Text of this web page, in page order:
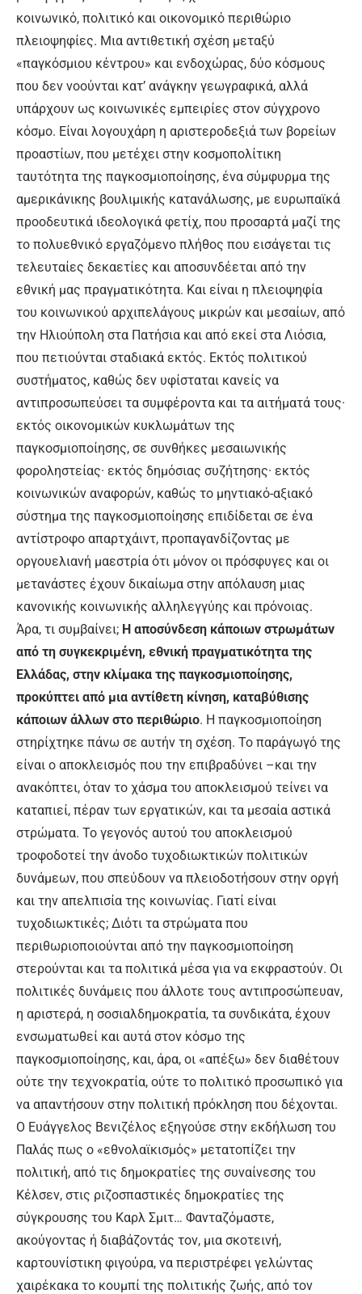
κοινωνικό, πολιτικό και οικονομικό περιθώριο
πλειοψηφίες. Μια αντιθετική σχέση μεταξύ
«παγκόσμιου κέντρου» και ενδοχώρας, δύο κόσμους
που δεν νοούνται κατ’ ανάγκην γεωγραφικά, αλλά
υπάρχουν ως κοινωνικές εμπειρίες στον σύγχρονο
κόσμο. Είναι λογουχάρη η αριστεροδεξιά των βορείων
προαστίων, που μετέχει στην κοσμοπολίτικη
ταυτότητα της παγκοσμιοποίησης, ένα σύμφυρμα της
αμερικάνικης βουλιμικής κατανάλωσης, με ευρωπαϊκά
προοδευτικά ιδεολογικά φετίχ, που προσαρτά μαζί της
το πολυεθνικό εργαζόμενο πλήθος που εισάγεται τις
τελευταίες δεκαετίες και αποσυνδέεται από την
εθνική μας πραγματικότητα. Και είναι η πλειοψηφία
του κοινωνικού αρχιπελάγους μικρών και μεσαίων, από
την Ηλιούπολη στα Πατήσια και από εκεί στα Λιόσια,
που πετιούνται σταδιακά εκτός. Εκτός πολιτικού
συστήματος, καθώς δεν υφίσταται κανείς να
αντιπροσωπεύσει τα συμφέροντα και τα αιτήματά τους·
εκτός οικονομικών κυκλωμάτων της
παγκοσμιοποίησης, σε συνθήκες μεσαιωνικής
φοροληστείας· εκτός δημόσιας συζήτησης· εκτός
κοινωνικών αναφορών, καθώς το μηντιακό-αξιακό
σύστημα της παγκοσμιοποίησης επιδίδεται σε ένα
αντίστροφο απαρτχάιντ, προπαγανδίζοντας με
οργουελιανή μαεστρία ότι μόνον οι πρόσφυγες και οι
μετανάστες έχουν δικαίωμα στην απόλαυση μιας
κανονικής κοινωνικής αλληλεγγύης και πρόνοιας.
Άρα, τι συμβαίνει; Η αποσύνδεση κάποιων στρωμάτων
από τη συγκεκριμένη, εθνική πραγματικότητα της
Ελλάδας, στην κλίμακα της παγκοσμιοποίησης,
προκύπτει από μια αντίθετη κίνηση, καταβύθισης
κάποιων άλλων στο περιθώριο. Η παγκοσμιοποίηση
στηρίχτηκε πάνω σε αυτήν τη σχέση. Το παράγωγό της
είναι ο αποκλεισμός που την επιβραδύνει –και την
ανακόπτει, όταν το χάσμα του αποκλεισμού τείνει να
καταπιεί, πέραν των εργατικών, και τα μεσαία αστικά
στρώματα. Το γεγονός αυτού του αποκλεισμού
τροφοδοτεί την άνοδο τυχοδιωκτικών πολιτικών
δυνάμεων, που σπεύδουν να πλειοδοτήσουν στην οργή
και την απελπισία της κοινωνίας. Γιατί είναι
τυχοδιωκτικές; Διότι τα στρώματα που
περιθωριοποιούνται από την παγκοσμιοποίηση
στερούνται και τα πολιτικά μέσα για να εκφραστούν. Οι
πολιτικές δυνάμεις που άλλοτε τους αντιπροσώπευαν,
η αριστερά, η σοσιαλδημοκρατία, τα συνδικάτα, έχουν
ενσωματωθεί και αυτά στον κόσμο της
παγκοσμιοποίησης, και, άρα, οι «απέξω» δεν διαθέτουν
ούτε την τεχνοκρατία, ούτε το πολιτικό προσωπικό για
να απαντήσουν στην πολιτική πρόκληση που δέχονται.
Ο Ευάγγελος Βενιζέλος εξηγούσε στην εκδήλωση του
Παλάς πως ο «εθνολαϊκισμός» μετατοπίζει την
πολιτική, από τις δημοκρατίες της συναίνεσης του
Κέλσεν, στις ριζοσπαστικές δημοκρατίες της
σύγκρουσης του Καρλ Σμιτ… Φανταζόμαστε,
ακούγοντας ή διαβάζοντάς τον, μια σκοτεινή,
καρτουνίστικη φιγούρα, να περιστρέφει γελώντας
χαιρέκακα το κουμπί της πολιτικής ζωής, από τον